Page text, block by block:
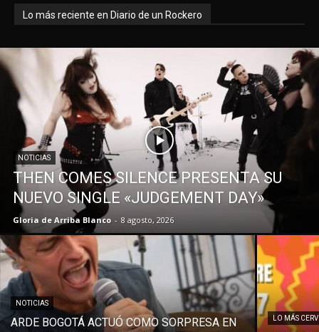
Lo más reciente en Diario de un Rockero
NOTICIAS
THEN COMES SILENCE PRESENTA SU
NUEVO SINGLE «JUDGEMENT DAY»
Gloria de Arriba Blanco - 8 agosto, 2026
NOTICIAS
ARDE BOGOTÁ ACTUÓ COMO SORPRESA EN
LO MÁS